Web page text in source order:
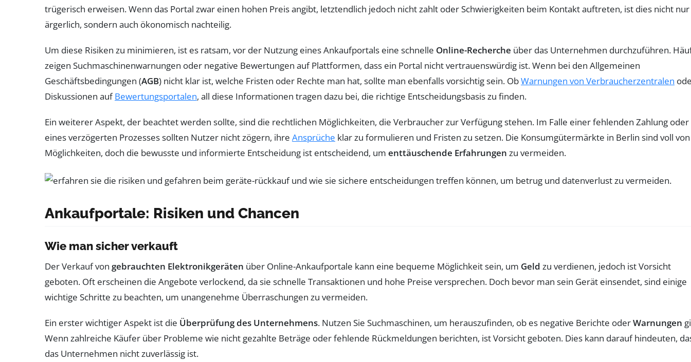
trügerisch erweisen. Wenn das Portal zwar einen hohen Preis angibt, letztendlich jedoch nicht zahlt oder Schwierigkeiten beim Kontakt auftreten, ist dies nicht nur
ärgerlich, sondern auch ökonomisch nachteilig.
Um diese Risiken zu minimieren, ist es ratsam, vor der Nutzung eines Ankaufportals eine schnelle Online-Recherche über das Unternehmen durchzuführen.
zeigen Suchmaschinenwarnungen oder negative Bewertungen auf Plattformen, dass ein Portal nicht vertrauenswürdig ist. Wenn bei den Allgemeinen
Geschäftsbedingungen (AGB) nicht klar ist, welche Fristen oder Rechte man hat, sollte man ebenfalls vorsichtig sein. ObWarnungen von Verbraucherzentralen
Diskussionen aufBewertungsportalen, all diese Informationen tragen dazu bei, die richtige Entscheidungsbasis zu finden.
Ein weiterer Aspekt, der beachtet werden sollte, sind die rechtlichen Möglichkeiten, die Verbraucher zur Verfügung stehen. Im Falle einer fehlenden Zahlung oder
eines verzögerten Prozesses sollten Nutzer nicht zögern, ihre Ansprüche klar zu formulieren und Fristen zu setzen. Die Konsumgütermärkte in Berlin sind voll von
Möglichkeiten, doch die bewusste und informierte Entscheidung ist entscheidend, um enttäuschende Erfahrungen zu vermeiden.
Ankaufportale: Risiken und Chancen
Wie man sicher verkauft
Der Verkauf von gebrauchten Elektronikgeräten über Online-Ankaufportale kann eine bequeme Möglichkeit sein, um Geld zu verdienen, jedoch ist Vorsicht
geboten. Oft erscheinen die Angebote verlockend, da sie schnelle Transaktionen und hohe Preise versprechen. Doch bevor man sein Gerät einsendet, sind einige
wichtige Schritte zu beachten, um unangenehme Überraschungen zu vermeiden.
Ein erster wichtiger Aspekt ist die Überprüfung des Unternehmens. Nutzen Sie Suchmaschinen, um herauszufinden, ob es negative Berichte oderWarnungen
Wenn zahlreiche Käufer über Probleme wie nicht gezahlte Beträge oder fehlende Rückmeldungen berichten, ist Vorsicht geboten. Dies kann darauf hindeuten,
das Unternehmen nicht zuverlässig ist.